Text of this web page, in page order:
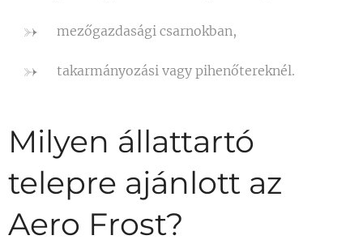
mezőgazdasági csarnokban,
takarmányozási vagy pihenőtereknél.
Milyen állattartó
telepre ajánlott az
Aero Frost?